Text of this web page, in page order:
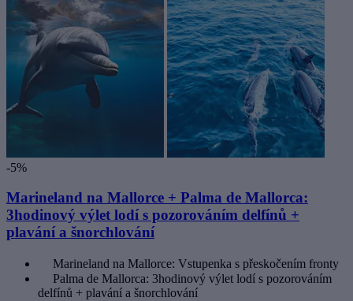
-5%
Marineland na Mallorce + Palma de Mallorca:
3hodinový výlet lodí s pozorováním delfínů +
plavání a šnorchlování
Marineland na Mallorce: Vstupenka s přeskočením fronty
Palma de Mallorca: 3hodinový výlet lodí s pozorováním
delfínů + plavání a šnorchlování